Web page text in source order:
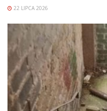
22 LIPCA 2026